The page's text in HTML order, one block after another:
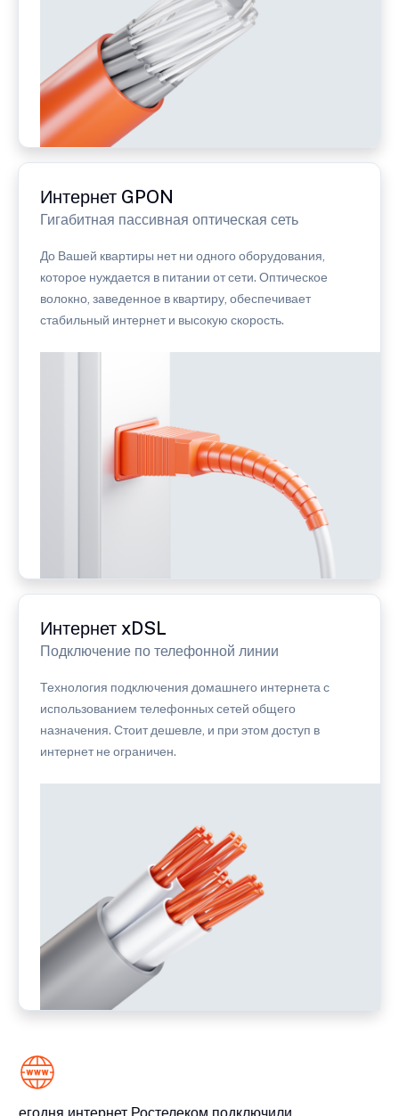
Интернет GPON
Гигабитная пассивная оптическая сеть
До Вашей квартиры нет ни одного оборудования,
которое нуждается в питании от сети. Оптическое
волокно, заведенное в квартиру, обеспечивает
стабильный интернет и высокую скорость.
Интернет xDSL
Подключение по телефонной линии
Технология подключения домашнего интернета с
использованием телефонных сетей общего
назначения. Стоит дешевле, и при этом доступ в
интернет не ограничен.